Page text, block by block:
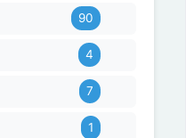
90
4
7
1